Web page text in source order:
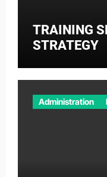
TRAINING
STRATEGY
Administration